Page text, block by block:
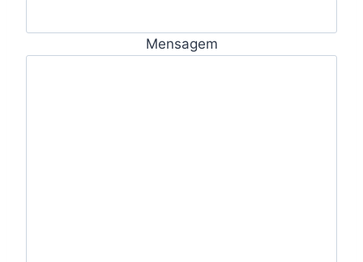
Mensagem